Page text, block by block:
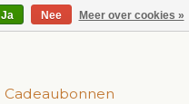
Cadeaubonnen
Ja Nee Meer over cookies »